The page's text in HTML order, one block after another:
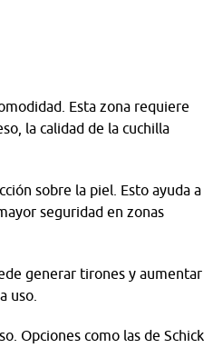
Esta zona requiere
la calidad de la cuchilla
sobre la piel. Esto ayuda a
seguridad en zonas
generar tirones y aumentar
uso.
Opciones como las de Schick